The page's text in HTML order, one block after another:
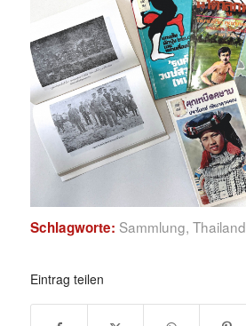
Schlagworte: Sammlung, Thailand
Eintrag teilen